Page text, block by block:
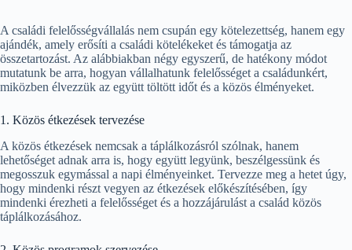
A családi felelősségvállalás nem csupán egy kötelezettség, hanem egy
ajándék, amely erősíti a családi kötelékeket és támogatja az
összetartozást. Az alábbiakban négy egyszerű, de hatékony módot
mutatunk be arra, hogyan vállalhatunk felelősséget a családunkért,
miközben élvezzük az együtt töltött időt és a közös élményeket.
1. Közös étkezések tervezése
A közös étkezések nemcsak a táplálkozásról szólnak, hanem
lehetőséget adnak arra is, hogy együtt legyünk, beszélgessünk és
megosszuk egymással a napi élményeinket. Tervezze meg a hetet úgy,
hogy mindenki részt vegyen az étkezések előkészítésében, így
mindenki érezheti a felelősséget és a hozzájárulást a család közös
táplálkozásához.